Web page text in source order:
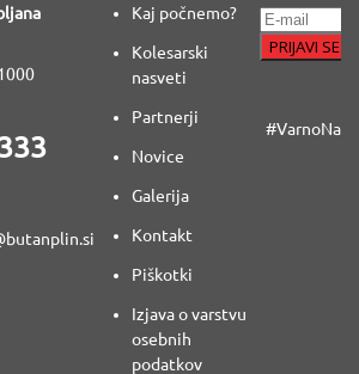
Kaj počnemo?
Kolesarski
nasveti
Partnerji
Novice
Galerija
Kontakt
Piškotki
Izjava o varstvu
osebnih
podatkov